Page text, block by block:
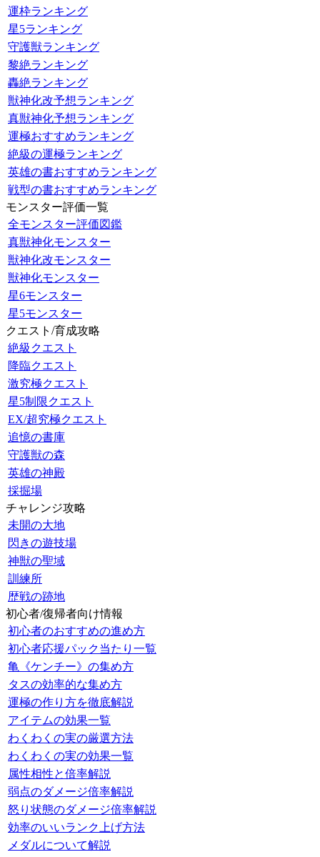
運枠ランキング
星5ランキング
守護獣ランキング
黎絶ランキング
轟絶ランキング
獣神化改予想ランキング
真獣神化予想ランキング
運極おすすめランキング
絶級の運極ランキング
英雄の書おすすめランキング
戦型の書おすすめランキング
モンスター評価一覧
全モンスター評価図鑑
真獣神化モンスター
獣神化改モンスター
獣神化モンスター
星6モンスター
星5モンスター
クエスト/育成攻略
絶級クエスト
降臨クエスト
激究極クエスト
星5制限クエスト
EX/超究極クエスト
追憶の書庫
守護獣の森
英雄の神殿
採掘場
チャレンジ攻略
未開の大地
閃きの遊技場
神獣の聖域
訓練所
歴戦の跡地
初心者/復帰者向け情報
初心者のおすすめの進め方
初心者応援パック当たり一覧
亀《ケンチー》の集め方
タスの効率的な集め方
運極の作り方を徹底解説
アイテムの効果一覧
わくわくの実の厳選方法
わくわくの実の効果一覧
属性相性と倍率解説
弱点のダメージ倍率解説
怒り状態のダメージ倍率解説
効率のいいランク上げ方法
メダルについて解説